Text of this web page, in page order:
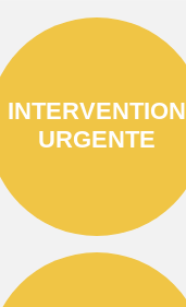
INTERVENTION
URGENTE